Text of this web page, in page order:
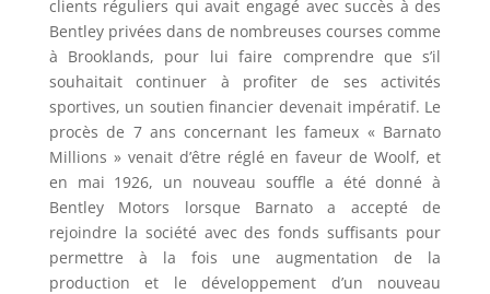
clients réguliers qui avait engagé avec succès à des
Bentley privées dans de nombreuses courses comme
à Brooklands, pour lui faire comprendre que s’il
souhaitait continuer à profiter de ses activités
sportives, un soutien financier devenait impératif. Le
procès de 7 ans concernant les fameux « Barnato
Millions » venait d’être réglé en faveur de Woolf, et
en mai 1926, un nouveau souffle a été donné à
Bentley Motors lorsque Barnato a accepté de
rejoindre la société avec des fonds suffisants pour
permettre à la fois une augmentation de la
production et le développement d’un nouveau